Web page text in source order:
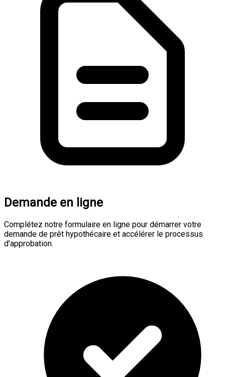
Demande en ligne
Complétez notre formulaire en ligne pour démarrer votre
demande de prêt hypothécaire et accélérer le processus
d'approbation.